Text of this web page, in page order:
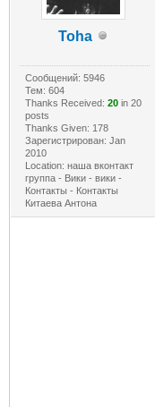
Toha
Сообщений: 5946
Тем: 604
Thanks Received: 20in 20
posts
Thanks Given: 178
Зарегистрирован: Jan
2010
Location: наша вконтакт
группа - Вики - вики -
Контакты - Контакты
Китаева Антона